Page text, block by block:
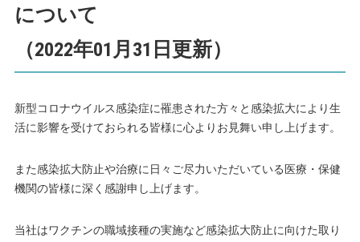
について
（2022年01月31日更新）
新型コロナウイルス感染症に罹患された方々と感染拡大により生
活に影響を受けておられる皆様に心よりお見舞い申し上げます。
また感染拡大防止や治療に日々ご尽力いただいている医療・保健
機関の皆様に深く感謝申し上げます。
当社はワクチンの職域接種の実施など感染拡大防止に向けた取り